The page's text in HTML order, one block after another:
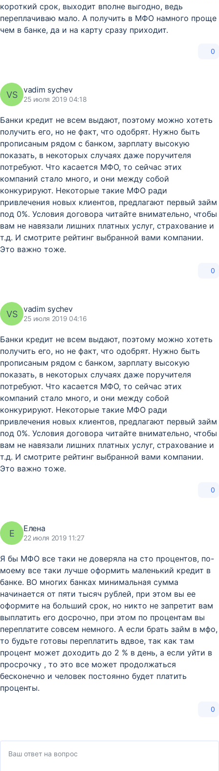
короткий срок, выходит вполне выгодно, ведь
переплачиваю мало. А получить в МФО намного проще
чем в банке, да и на карту сразу приходит.
0
VS vadim sychev
25 июля 2019 04:18
Банки кредит не всем выдают, поэтому можно хотеть
получить его, но не факт, что одобрят. Нужно быть
прописаным рядом с банком, зарплату высокую
показать, в некоторых случаях даже поручителя
потребуют. Что касается МФО, то сейчас этих
компаний стало много, и они между собой
конкурируют. Некоторые такие МФО ради
привлечения новых клиентов, предлагают первый займ
под 0%. Условия договора читайте внимательно, чтобы
вам не навязали лишних платных услуг, страхование и
т.д. И смотрите рейтинг выбранной вами компании.
Это важно тоже.
0
VS vadim sychev
25 июля 2019 04:16
Банки кредит не всем выдают, поэтому можно хотеть
получить его, но не факт, что одобрят. Нужно быть
прописаным рядом с банком, зарплату высокую
показать, в некоторых случаях даже поручителя
потребуют. Что касается МФО, то сейчас этих
компаний стало много, и они между собой
конкурируют. Некоторые такие МФО ради
привлечения новых клиентов, предлагают первый займ
под 0%. Условия договора читайте внимательно, чтобы
вам не навязали лишних платных услуг, страхование и
т.д. И смотрите рейтинг выбранной вами компании.
Это важно тоже.
0
Е Елена
22 июля 2019 11:27
Я бы МФО все таки не доверяла на сто процентов, по-
моему все таки лучше оформить маленький кредит в
банке. ВО многих банках минимальная сумма
начинается от пяти тысяч рублей, при этом вы ее
оформите на больший срок, но никто не запретит вам
выплатить его досрочно, при этом по процентам вы
переплатите совсем немного. А если брать займ в мфо,
то будьте готовы переплатить вдвое, так как там
процент может доходить до 2 % в день, а если уйти в
просрочку , то это все может продолжаться
бесконечно и человек постоянно будет платить
проценты.
0